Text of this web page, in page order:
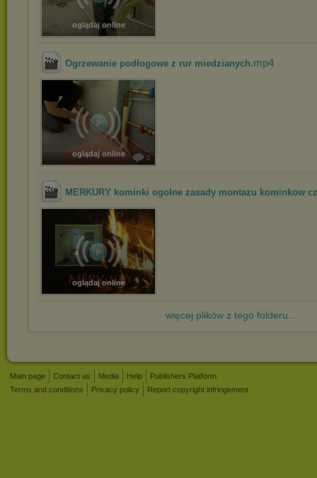
oglądaj online
Ogrzewanie podłogowe z rur miedzianych.mp4
oglądaj online 2
MERKURY kominki ogolne zasady montazu kominkow
oglądaj online
więcej plików z tego folderu...
Main page Contact us Media Help
Publishers Platform
Terms and conditions
Privacy policy Report copyright infringement